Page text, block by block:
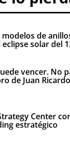
de
solar del
vencer. No
de Juan
Center
estratégico